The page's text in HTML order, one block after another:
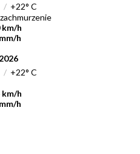
/+22° C
km/h
h
/+22° C
km/h
h